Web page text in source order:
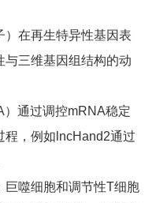
）在再生特异性基因表
与三维基因组结构的动
通过调控mRNA稳定
程，例如lncHand2通过
巨噬细胞和调节性T细胞